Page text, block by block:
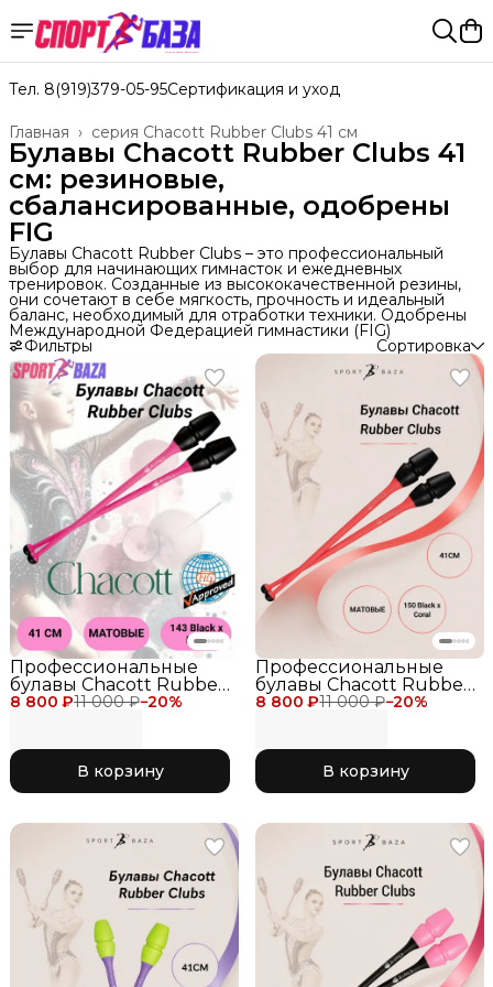
Тел. 8(919)379-05-95Сертификация и уход
серия Chacott Rubber Clubs 41 см
Главная ›
Булавы Chacott Rubber Clubs 41
см: резиновые,
сбалансированные, одобрены
FIG
Булавы Chacott Rubber Clubs – это профессиональный
выбор для начинающих гимнасток и ежедневных
тренировок. Созданные из высококачественной резины,
они сочетают в себе мягкость, прочность и идеальный
баланс, необходимый для отработки техники. Одобрены
Международной Федерацией гимнастики (FIG)
Фильтры Сортировка
8 800 ₽11 000 ₽−20%
Профессиональные
булавы Chacott Rubber
Clubs 41 см для
Black x Pink
В корзину
8 800 ₽11 000 ₽−20%
Профессиональные
булавы Chacott Rubber
Clubs 41 см для
Black x Coral
В корзину